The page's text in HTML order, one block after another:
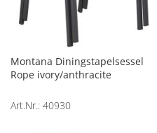
Montana Diningstapelsessel
Rope ivory/anthracite
Art.Nr.: 40930